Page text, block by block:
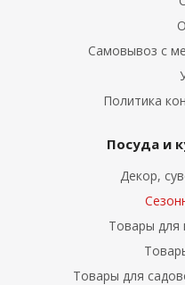
Самовывоз с
Политика
Посуда и
Декор,
Товары для
Товары для